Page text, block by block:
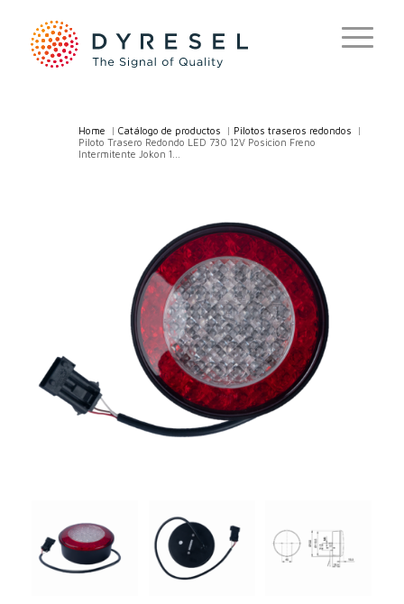
Home /Catálogo de productos Pilotos traseros redondos
Piloto Trasero Redondo LED 730 12V Posicion Freno
Intermitente Jokon 1...